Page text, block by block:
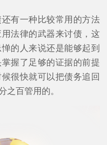
有一种比较常用的方法
法律的武器来讨债，这
的人来说还是能够起到
握了足够的证据的前提
很快就可以把债务追回
之百管用的。